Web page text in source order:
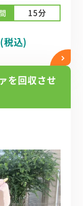
15分
税込)
を回収させ